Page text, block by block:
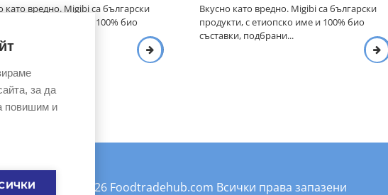
като вредно. Migibi са български
с етиопско име и 100% био
Вкусно като вредно. Migibi са български
продукти, с етиопско име и 100% био
съставки, подбрани...
©Copyright 2026 Foodtradehub.com Всички права запазени
за да
повишим и